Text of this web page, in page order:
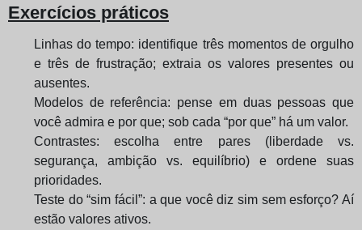
Exercícios práticos
Linhas do tempo: identifique três momentos de orgulho
e três de frustração; extraia os valores presentes ou
ausentes.
Modelos de referência: pense em duas pessoas que
você admira e por que; sob cada “por que” há um valor.
Contrastes: escolha entre pares (liberdade vs.
segurança, ambição vs. equilíbrio) e ordene suas
prioridades.
Teste do “sim fácil”: a que você diz sim sem esforço? Aí
estão valores ativos.